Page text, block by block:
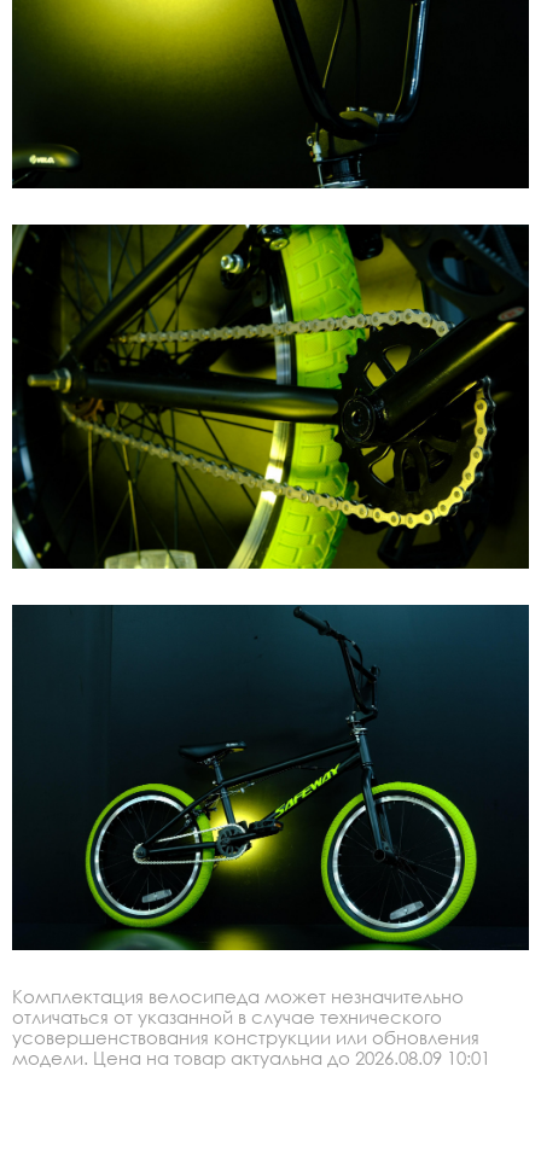
Комплектация велосипеда может незначительно
отличаться от указанной в случае технического
усовершенствования конструкции или обновления
модели. Цена на товар актуальна до 2026.08.09 10:01